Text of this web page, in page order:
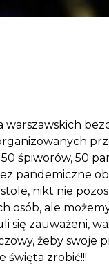
śpiworów, 50
pandemiczne
nikt nie
osób, ale
się zauważeni,
żeby swoje
święta zrobić!!!